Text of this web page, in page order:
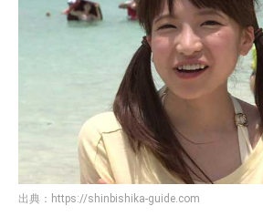
出典： https://shinbishika-guide.com